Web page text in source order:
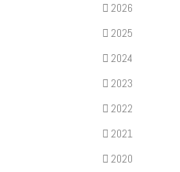
2026
2025
2024
2023
2022
2021
2020